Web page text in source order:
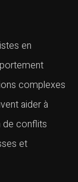
en
complexes
aider à
de conflits
et